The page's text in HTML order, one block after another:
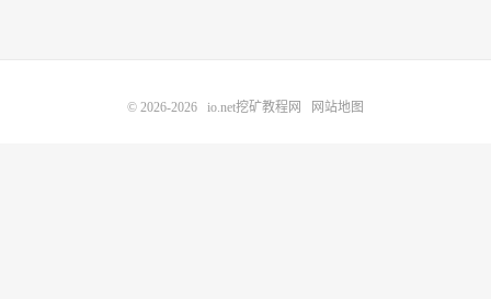
© 2026-2026 io.net挖矿教程网 网站地图